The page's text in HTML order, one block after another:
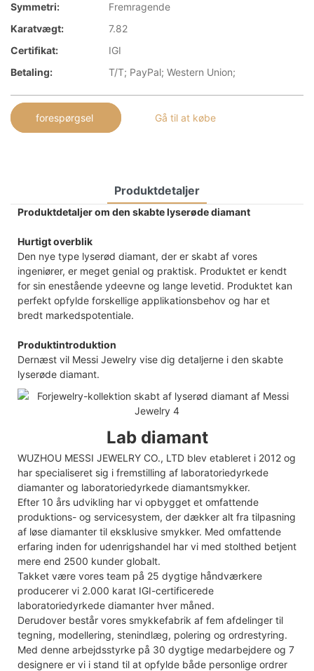
Symmetri:
Fremragende
Karatvægt:
7.82
Certifikat:
IGI
Betaling:
T/T; PayPal; Western Union;
forespørgsel Gå til at købe
Produktdetaljer
Produktdetaljer om den skabte lyserøde diamant
Hurtigt overblik
Den nye type lyserød diamant, der er skabt af vores
ingeniører, er meget genial og praktisk. Produktet er kendt
for sin enestående ydeevne og lange levetid. Produktet kan
perfekt opfylde forskellige applikationsbehov og har et
bredt markedspotentiale.
Produktintroduktion
Dernæst vil Messi Jewelry vise dig detaljerne i den skabte
lyserøde diamant.
Lab diamant
WUZHOU MESSI JEWELRY CO., LTD blev etableret i 2012 og
har specialiseret sig i fremstilling af laboratoriedyrkede
diamanter og laboratoriedyrkede diamantsmykker.
Efter 10 års udvikling har vi opbygget et omfattende
produktions- og servicesystem, der dækker alt fra tilpasning
af løse diamanter til eksklusive smykker. Med omfattende
erfaring inden for udenrigshandel har vi med stolthed betjent
mere end 2500 kunder globalt.
Takket være vores team på 25 dygtige håndværkere
producerer vi 2.000 karat IGI-certificerede
laboratoriedyrkede diamanter hver måned.
Derudover består vores smykkefabrik af fem afdelinger til
tegning, modellering, stenindlæg, polering og ordrestyring.
Med denne arbejdsstyrke på 30 dygtige medarbejdere og 7
designere er vi i stand til at opfylde både personlige ordrer